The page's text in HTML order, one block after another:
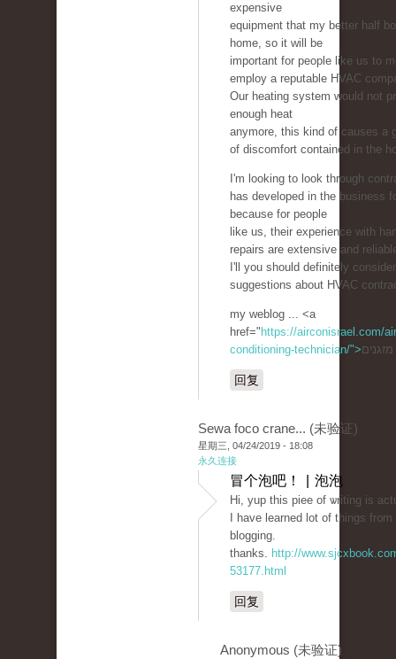
expensive
equipment that my better half
home, so it will be
important for people like us to
employ a reputable HVAC
Our heating system would not
enough heat
anymore, this kind of causes a
of discomfort contained in the
I'm looking to look through
has developed in the business
because for people
like us, their experience with
repairs are extensive and
I'll you should definitely
suggestions about HVAC
my weblog ... <a
href=" https://airconisrael.com/
conditioning-technician/">
回复
Sewa foco crane... (未验证)
星期三, 04/24/2019 - 18:08
永久连接
冒个泡吧！ | 泡泡
Hi, yup this piee of ѡriting is
I have learned lot of thingѕ
blogging.
thanks. http://
53177.html
回复
Anonymous (未验证)